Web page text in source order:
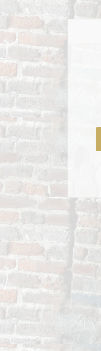
ZUURDESEM BROOD
BUSBRODEN
GEVULD BROOD
CROISSANTS
STOKBROOD
RIJSTEVLAAI
KRUIMELVLAAI
VLAAI RASTER
OPEN VLAAI
LUXE VLAAI
SEIZOEN VLAAI
GEBAKJES
GÂTEAUX